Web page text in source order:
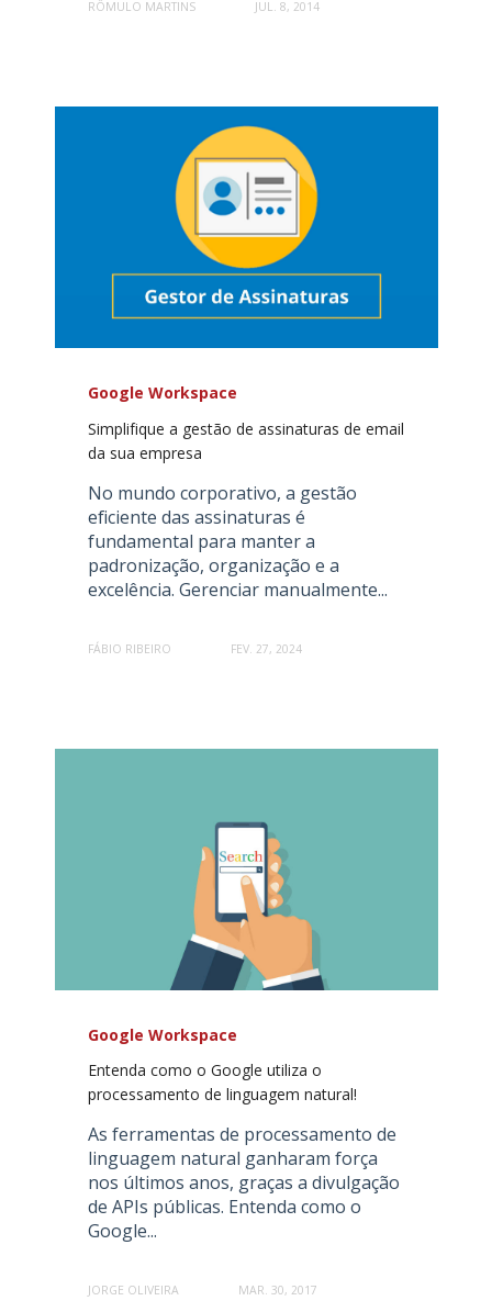
RÔMULO MARTINS JUL. 8, 2014
Google Workspace
Simplifique a gestão de assinaturas de email
da sua empresa
No mundo corporativo, a gestão
eficiente das assinaturas é
fundamental para manter a
padronização, organização e a
excelência. Gerenciar manualmente...
FÁBIO RIBEIRO FEV. 27, 2024
Google Workspace
Entenda como o Google utiliza o
processamento de linguagem natural!
As ferramentas de processamento de
linguagem natural ganharam força
nos últimos anos, graças a divulgação
de APIs públicas. Entenda como o
Google...
JORGE OLIVEIRA MAR. 30, 2017